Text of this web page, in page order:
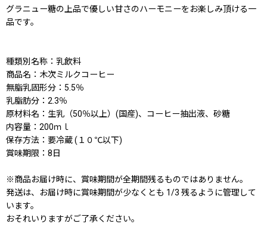
グラニュー糖の上品で優しい甘さのハーモニーをお楽しみ頂ける一
品です。
種類別名称：乳飲料
商品名：木次ミルクコーヒー
無脂乳固形分：5.5％
乳脂肪分：2.3％
原材料名：生乳（50％以上）(国産)、コーヒー抽出液、砂糖
内容量：200ｍｌ
保存方法：要冷蔵 (１０℃以下)
賞味期限：8日
※商品お届け時に、賞味期間が全期間残るものではありません。
発送は、お届け時に賞味期間が少なくとも 1/3 残るように管理して
います。
おそれいりますがご了承ください。